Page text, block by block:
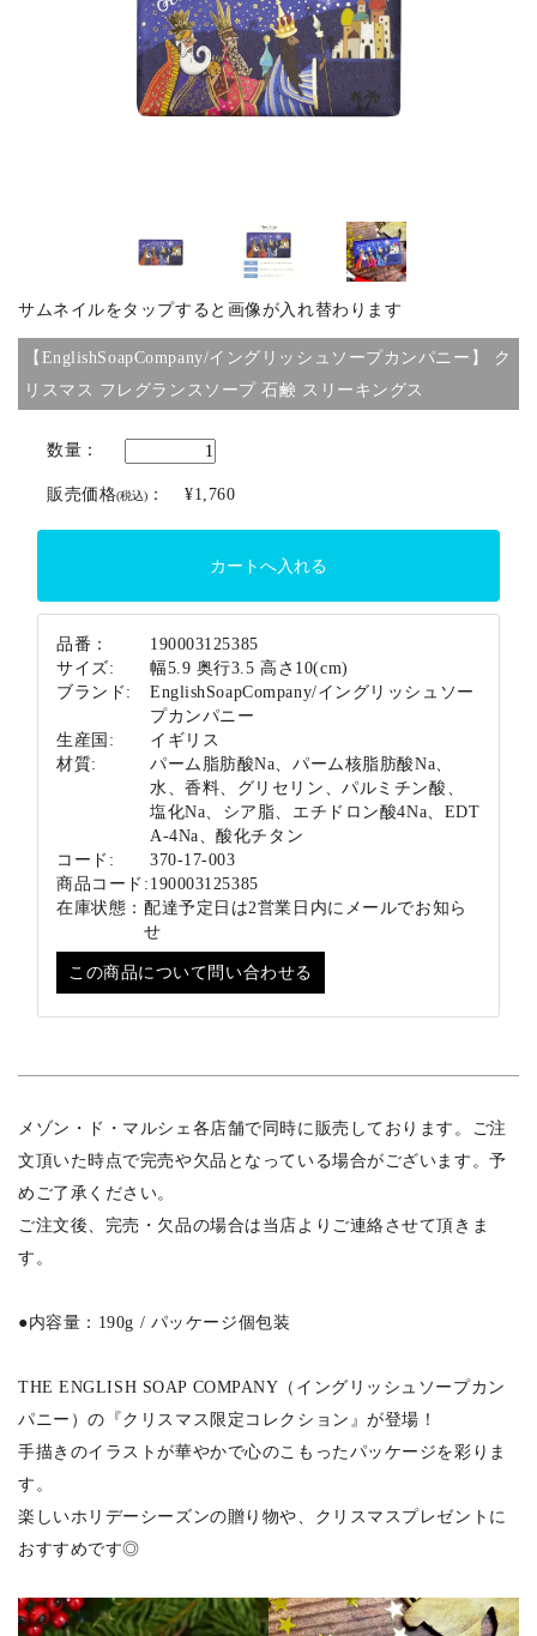
商品カテゴリー/雑貨
カラー
素材
ブランド
サムネイルをタップすると画像が入れ替わります
【EnglishSoapCompany/イングリッシュソープカンパニー】 ク
リスマス フレグランスソープ 石鹸 スリーキングス
数量：
販売価格(税込) ： ¥1,760
品番：
190003125385
サイズ:
幅5.9 奥行3.5 高さ10(cm)
ブランド:
EnglishSoapCompany/イングリッシュソー
プカンパニー
生産国:
イギリス
材質:
パーム脂肪酸Na、パーム核脂肪酸Na、
水、香料、グリセリン、パルミチン酸、
塩化Na、シア脂、エチドロン酸4Na、EDT
A-4Na、酸化チタン
コード:
370-17-003
商品コード: 190003125385
在庫状態： 配達予定日は2営業日内にメールでお知ら
せ
この商品について問い合わせる
メゾン・ド・マルシェ各店舗で同時に販売しております。ご注
文頂いた時点で完売や欠品となっている場合がございます。予
めご了承ください。
ご注文後、完売・欠品の場合は当店よりご連絡させて頂きま
す。
●内容量：190g / パッケージ個包装
THE ENGLISH SOAP COMPANY（イングリッシュソープカン
パニー）の『クリスマス限定コレクション』が登場！
手描きのイラストが華やかで心のこもったパッケージを彩りま
す。
楽しいホリデーシーズンの贈り物や、クリスマスプレゼントに
おすすめです◎